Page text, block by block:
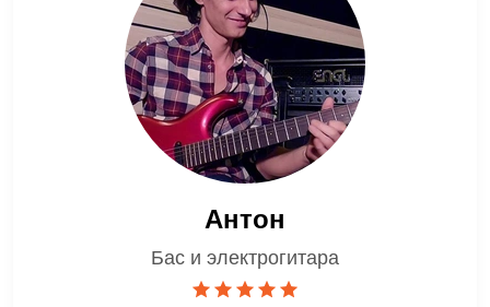
Антон
Бас и электрогитара